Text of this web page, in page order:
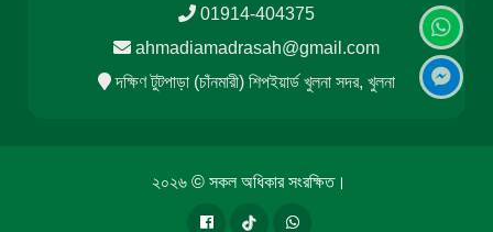
01914-404375
ahmadiamadrasah@gmail.com
দক্ষিণ টুটপাড়া (চাঁনমারী) শিপইয়ার্ড খুলনা সদর, খুলনা
২০২৬ © সকল অধিকার সংরক্ষিত।